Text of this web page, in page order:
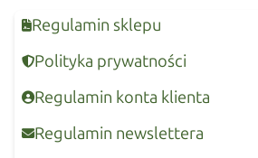
Regulamin sklepu
Polityka prywatności
Regulamin konta klienta
Regulamin newslettera